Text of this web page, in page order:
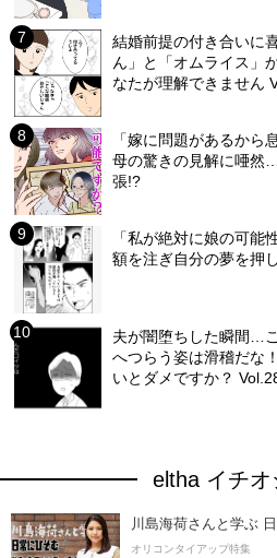
結婚前提の付き合いに
ん」と「オムライス」
なたが理解できません
「嫁に問題があるから
母の驚きの見解に唖然
張!?
「私が絶対に娘の可
額を注ぎ自分の夢を押
夫が闇堕ちした瞬間…
へつらう姿は滑稽だな
いとダメですか？ Vol.28
eltha イチオ
川島海荷さんと学ぶ
オリコンタイアップ特集